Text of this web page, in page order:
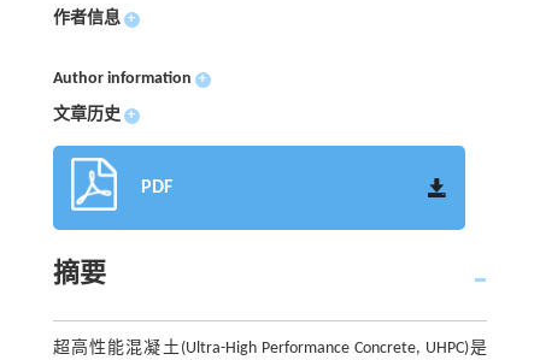
作者信息 +
Author information +
文章历史 +
PDF
摘要
超高性能混凝土(Ultra-High Performance Concrete, UHPC)是